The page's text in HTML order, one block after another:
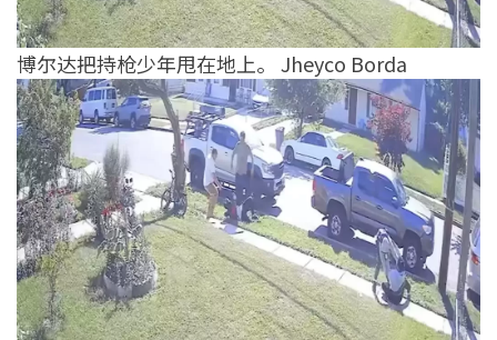
博尔达把持枪少年甩在地上。 Jheyco Borda